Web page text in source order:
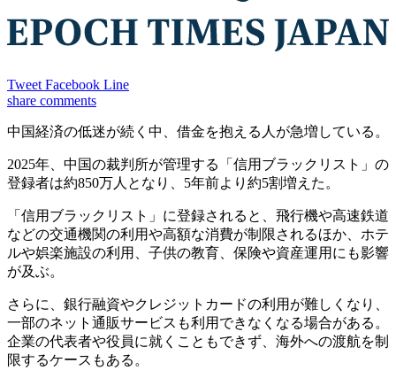
Tweet Facebook Line
share comments
中国経済の低迷が続く中、借金を抱える人が急増している。
2025年、中国の裁判所が管理する「信用ブラックリスト」の
登録者は約850万人となり、5年前より約5割増えた。
「信用ブラックリスト」に登録されると、飛行機や高速鉄道
などの交通機関の利用や高額な消費が制限されるほか、ホテ
ルや娯楽施設の利用、子供の教育、保険や資産運用にも影響
が及ぶ。
さらに、銀行融資やクレジットカードの利用が難しくなり、
一部のネット通販サービスも利用できなくなる場合がある。
企業の代表者や役員に就くこともできず、海外への渡航を制
限するケースもある。